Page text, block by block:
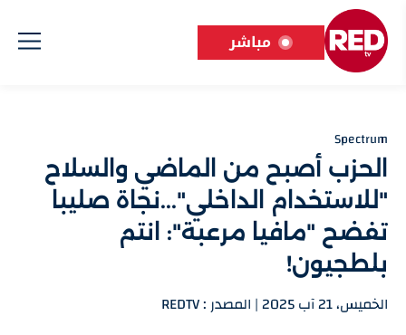
مباشر
Spectrum
الحزب أصبح من الماضي والسلاح
"للاستخدام الداخلي"...نجاة صليبا
تفضح "مافيا مرعبة": انتم
بلطجيون!
الخميس، 21 آب 2025 | المصدر : REDTV